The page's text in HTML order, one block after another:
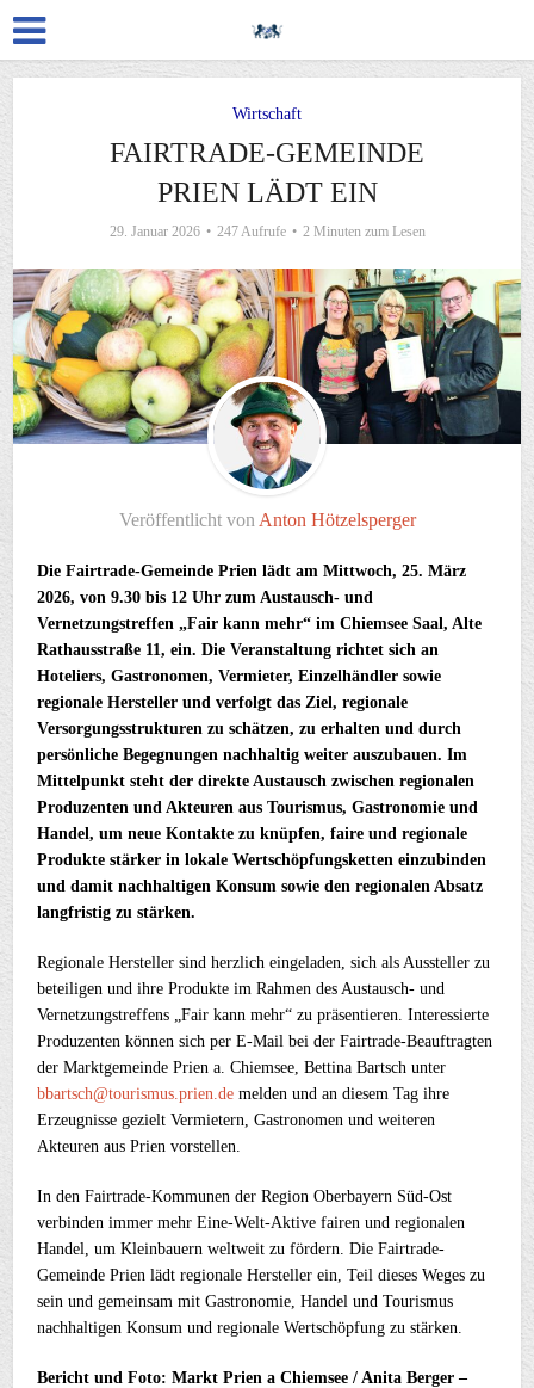
Wirtschaft
FAIRTRADE-GEMEINDE
PRIEN LÄDT EIN
29. Januar 2026 247 Aufrufe 2 Minuten zum Lesen
Veröffentlicht von Anton Hötzelsperger
Die Fairtrade-Gemeinde Prien lädt am Mittwoch, 25. März
2026, von 9.30 bis 12 Uhr zum Austausch- und
Vernetzungstreffen „Fair kann mehr“ im Chiemsee Saal, Alte
Rathausstraße 11, ein. Die Veranstaltung richtet sich an
Hoteliers, Gastronomen, Vermieter, Einzelhändler sowie
regionale Hersteller und verfolgt das Ziel, regionale
Versorgungsstrukturen zu schätzen, zu erhalten und durch
persönliche Begegnungen nachhaltig weiter auszubauen. Im
Mittelpunkt steht der direkte Austausch zwischen regionalen
Produzenten und Akteuren aus Tourismus, Gastronomie und
Handel, um neue Kontakte zu knüpfen, faire und regionale
Produkte stärker in lokale Wertschöpfungsketten einzubinden
und damit nachhaltigen Konsum sowie den regionalen Absatz
langfristig zu stärken.
Regionale Hersteller sind herzlich eingeladen, sich als Aussteller zu
beteiligen und ihre Produkte im Rahmen des Austausch- und
Vernetzungstreffens „Fair kann mehr“ zu präsentieren. Interessierte
Produzenten können sich per E-Mail bei der Fairtrade-Beauftragten
der Marktgemeinde Prien a. Chiemsee, Bettina Bartsch unter
bbartsch@tourismus.prien.de melden und an diesem Tag ihre
Erzeugnisse gezielt Vermietern, Gastronomen und weiteren
Akteuren aus Prien vorstellen.
In den Fairtrade-Kommunen der Region Oberbayern Süd-Ost
verbinden immer mehr Eine-Welt-Aktive fairen und regionalen
Handel, um Kleinbauern weltweit zu fördern. Die Fairtrade-
Gemeinde Prien lädt regionale Hersteller ein, Teil dieses Weges zu
sein und gemeinsam mit Gastronomie, Handel und Tourismus
nachhaltigen Konsum und regionale Wertschöpfung zu stärken.
Bericht und Foto: Markt Prien a Chiemsee / Anita Berger –